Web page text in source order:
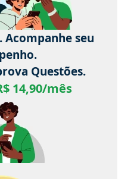
Acompanhe seu
Questões.
14,90/mês